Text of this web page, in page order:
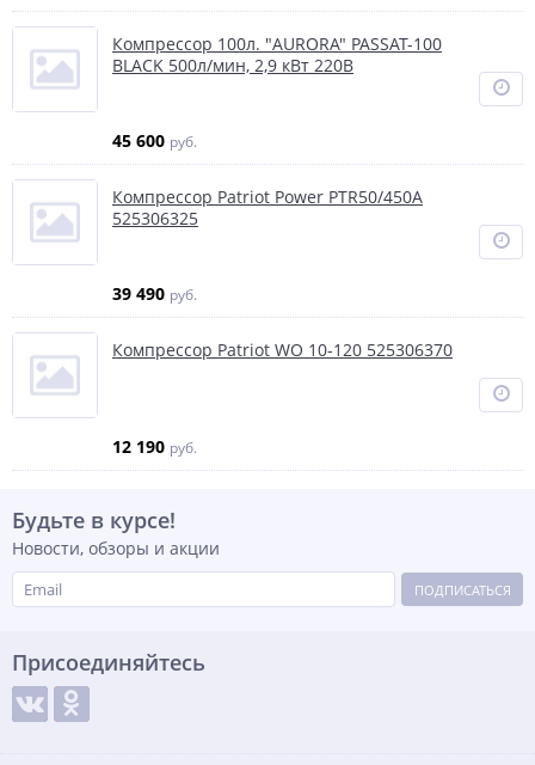
Компрессор 100л. "AURORA" PASSAT-100
BLACK 500л/мин, 2,9 кВт 220В
45 600 руб.
Компрессор Patriot Power PTR50/450A
525306325
39 490 руб.
Компрессор Patriot WO 10-120 525306370
12 190 руб.
Будьте в курсе!
Новости, обзоры и акции
ПОДПИСАТЬСЯ
Присоединяйтесь